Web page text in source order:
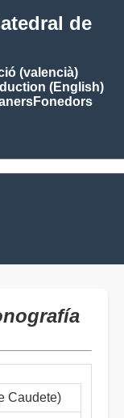
de
(valencià)
(English)
Fonedors
Caudete)